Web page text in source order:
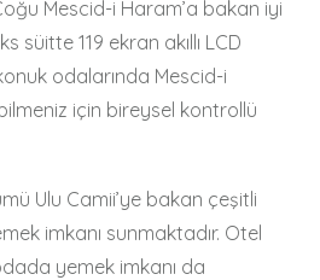
Mescid-i Haram’a bakan iyi
süitte 119 ekran akıllı LCD
odalarında Mescid-i
için bireysel kontrollü
Ulu Camii’ye bakan çeşitli
imkanı sunmaktadır. Otel
yemek imkanı da